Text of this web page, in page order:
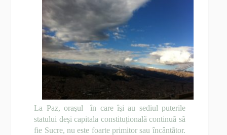
La Paz, oraşul
în care îşi au sediul puterile
statului deşi capitala constituționalã continuã sã
fie Sucre, nu este foarte primitor sau încântãtor.